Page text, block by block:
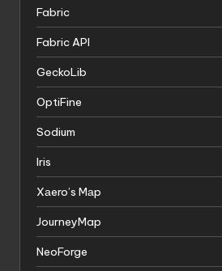
Fabric
Fabric API
GeckoLib
OptiFine
Sodium
Iris
Xаero’s Mаp
JourneyMap
NeoForge